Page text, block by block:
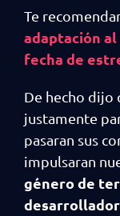
Te
adaptación
fecha de
De hecho dijo
justamente
pasaran sus
impulsaran
género de